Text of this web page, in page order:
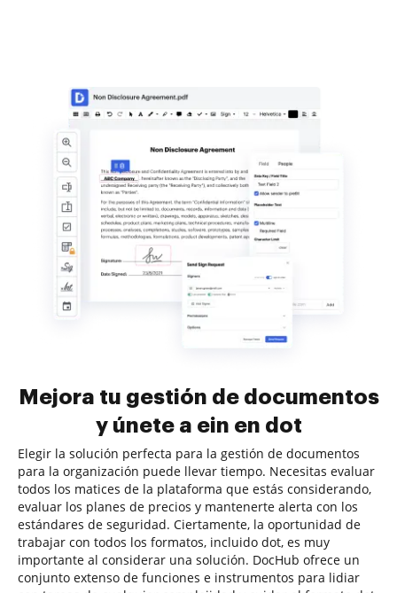
Mejora tu gestión de documentos
y únete a ein en dot
Elegir la solución perfecta para la gestión de documentos
para la organización puede llevar tiempo. Necesitas evaluar
todos los matices de la plataforma que estás considerando,
evaluar los planes de precios y mantenerte alerta con los
estándares de seguridad. Ciertamente, la oportunidad de
trabajar con todos los formatos, incluido dot, es muy
importante al considerar una solución. DocHub ofrece un
conjunto extenso de funciones e instrumentos para lidiar